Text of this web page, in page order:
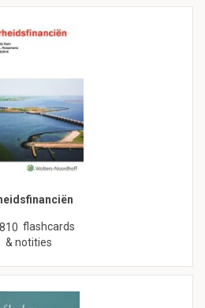
810 flashcards
& notities